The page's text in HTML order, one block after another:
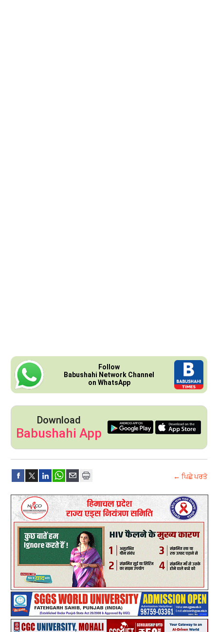
Follow
Babushahi Network Channel
on WhatsApp
Download
Babushahi App
← ਪਿਛੇ ਪਰਤੋ